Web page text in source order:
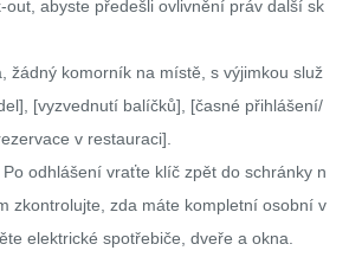
out, abyste předešli ovlivnění práv další sk
žádný komorník na místě, s výjimkou služ
[vyzvednutí balíčků], [časné přihlášení/
v restauraci].
odhlášení vraťte klíč zpět do schránky n
zkontrolujte, zda máte kompletní osobní v
elektrické spotřebiče, dveře a okna.